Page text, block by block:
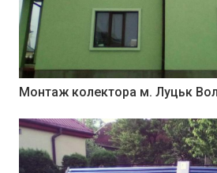
Монтаж колектора м. Луцьк